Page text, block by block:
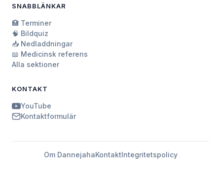
SNABBLÄNKAR
🏥 Terminer
🧠 Bildquiz
📥 Nedladdningar
📖 Medicinsk referens
Alla sektioner
KONTAKT
YouTube
Kontaktformulär
Om DannejahaKontaktIntegritetspolicy